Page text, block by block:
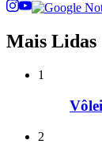
Mais Lidas
1
2